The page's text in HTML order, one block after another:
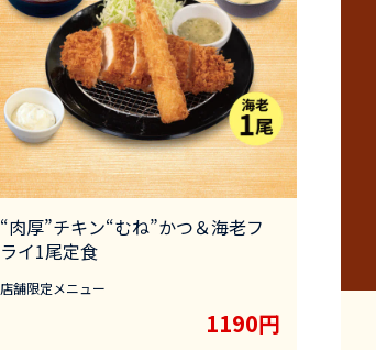
“肉厚”チキン“むね”かつ＆海老フ
ライ1尾定食
店舗限定メニュー
1190円